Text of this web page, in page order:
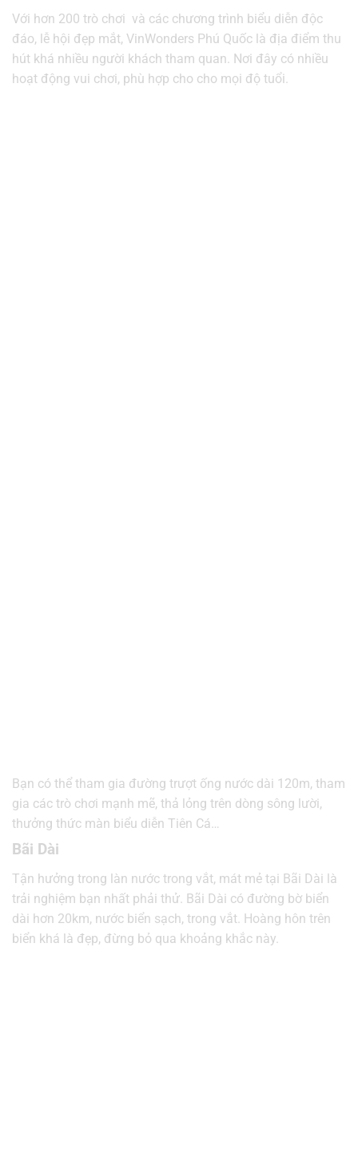
Với hơn 200 trò chơi và các chương trình biểu diễn độc
đáo, lễ hội đẹp mắt, VinWonders Phú Quốc là địa điểm thu
hút khá nhiều người khách tham quan. Nơi đây có nhiều
hoạt động vui chơi, phù hợp cho cho mọi độ tuổi.
Bạn có thể tham gia đường trượt ống nước dài 120m, tham
gia các trò chơi mạnh mẽ, thả lỏng trên dòng sông lười,
thưởng thức màn biểu diễn Tiên Cá…
Bãi Dài
Tận hưởng trong làn nước trong vắt, mát mẻ tại Bãi Dài là
trải nghiệm bạn nhất phải thử. Bãi Dài có đường bờ biển
dài hơn 20km, nước biển sạch, trong vắt. Hoàng hôn trên
biển khá là đẹp, đừng bỏ qua khoảng khắc này.